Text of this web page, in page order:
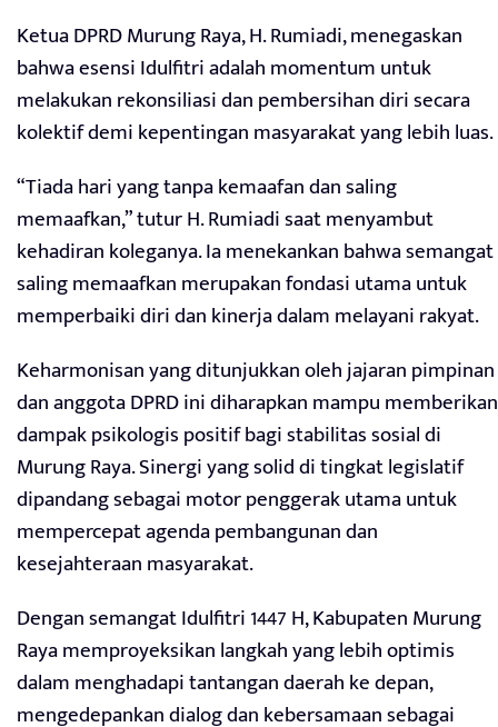
Ketua DPRD Murung Raya, H. Rumiadi, menegaskan
bahwa esensi Idulfitri adalah momentum untuk
melakukan rekonsiliasi dan pembersihan diri secara
kolektif demi kepentingan masyarakat yang lebih luas.
“Tiada hari yang tanpa kemaafan dan saling
memaafkan,” tutur H. Rumiadi saat menyambut
kehadiran koleganya. Ia menekankan bahwa semangat
saling memaafkan merupakan fondasi utama untuk
memperbaiki diri dan kinerja dalam melayani rakyat.
Keharmonisan yang ditunjukkan oleh jajaran pimpinan
dan anggota DPRD ini diharapkan mampu memberikan
dampak psikologis positif bagi stabilitas sosial di
Murung Raya. Sinergi yang solid di tingkat legislatif
dipandang sebagai motor penggerak utama untuk
mempercepat agenda pembangunan dan
kesejahteraan masyarakat.
Dengan semangat Idulfitri 1447 H, Kabupaten Murung
Raya memproyeksikan langkah yang lebih optimis
dalam menghadapi tantangan daerah ke depan,
mengedepankan dialog dan kebersamaan sebagai